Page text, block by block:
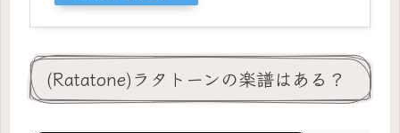
(Ratatone)ラタトーンの楽譜はある？